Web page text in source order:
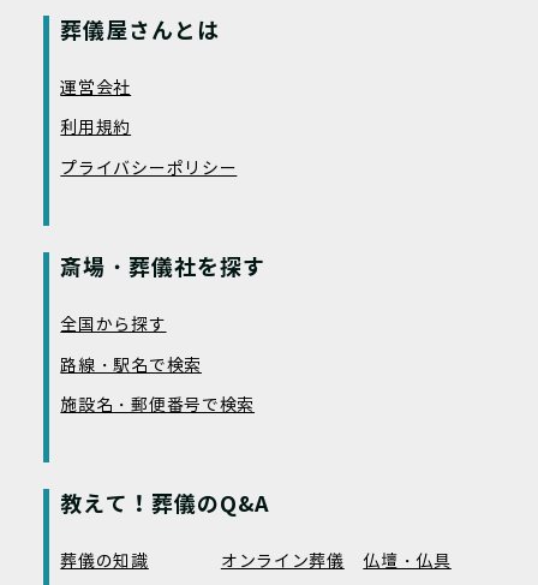
葬儀屋さんとは
運営会社
利用規約
プライバシーポリシー
斎場・葬儀社を探す
全国から探す
路線・駅名で検索
施設名・郵便番号で検索
教えて！葬儀のQ&A
葬儀の知識 オンライン葬儀
仏壇・仏具